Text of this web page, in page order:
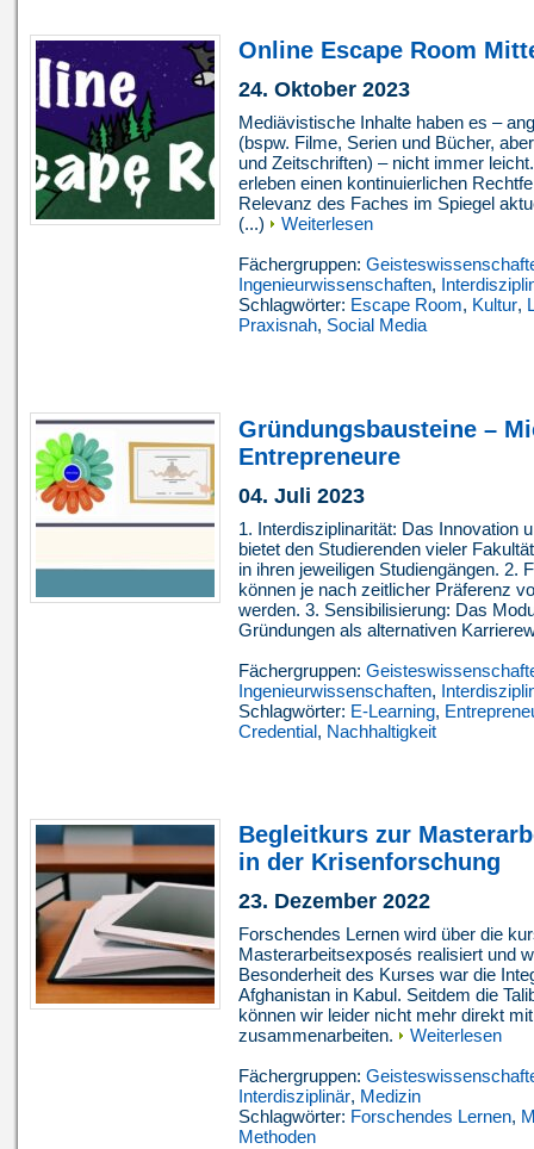
Online Escape Room
24. Oktober 2023
Mediävistische Inhalte haben es –
(bspw. Filme, Serien und Bücher,
und Zeitschriften) – nicht immer
erleben einen kontinuierlichen
Relevanz des Faches im Spiegel
(...)
Weiterlesen
Fächergruppen:
Ingenieurwissenschaften,
Schlagwörter: Escape Room, Kultur,
Praxisnah, Social Media
Gründungsbausteine –
Entrepreneure
04. Juli 2023
1. Interdisziplinarität: Das Innovation
bietet den Studierenden vieler
in ihren jeweiligen Studiengängen. 2.
können je nach zeitlicher Präferenz
werden. 3. Sensibilisierung: Das
Gründungen als alternativen
Fächergruppen:
Ingenieurwissenschaften,
Schlagwörter: E-Learning,
Credential, Nachhaltigkeit
Begleitkurs zur
in der Krisenforschung
23. Dezember 2022
Forschendes Lernen wird über die
Masterarbeitsexposés realisiert und
Besonderheit des Kurses war die
Afghanistan in Kabul. Seitdem die
können wir leider nicht mehr direkt
zusammenarbeiten.
Weiterlesen
Fächergruppen:
Interdisziplinär, Medizin
Schlagwörter: Forschendes Lernen,
Methoden